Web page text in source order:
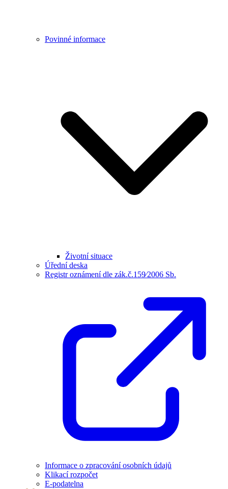
Povinné informace
Životní situace
Úřední deska
Registr oznámení dle zák.č.159⁄2006 Sb.
Informace o zpracování osobních údajů
Klikací rozpočet
E-podatelna